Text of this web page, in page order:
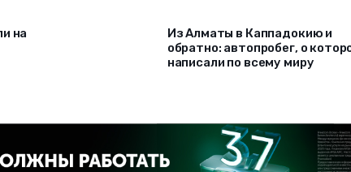
на
Из Алматы в Каппадокию и
обратно: автопробег, о
написали по всему миру